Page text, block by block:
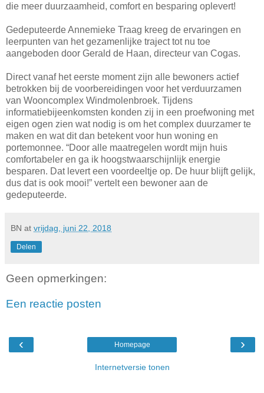
die meer duurzaamheid, comfort en besparing oplevert!
Gedeputeerde Annemieke Traag kreeg de ervaringen en
leerpunten van het gezamenlijke traject tot nu toe
aangeboden door Gerald de Haan, directeur van Cogas.
Direct vanaf het eerste moment zijn alle bewoners actief
betrokken bij de voorbereidingen voor het verduurzamen
van Wooncomplex Windmolenbroek. Tijdens
informatiebijeenkomsten konden zij in een proefwoning met
eigen ogen zien wat nodig is om het complex duurzamer te
maken en wat dit dan betekent voor hun woning en
portemonnee. “Door alle maatregelen wordt mijn huis
comfortabeler en ga ik hoogstwaarschijnlijk energie
besparen. Dat levert een voordeeltje op. De huur blijft gelijk,
dus dat is ook mooi!” vertelt een bewoner aan de
gedeputeerde.
BN at vrijdag, juni 22, 2018
Delen
Geen opmerkingen:
Een reactie posten
‹ ›
Homepage
Internetversie tonen